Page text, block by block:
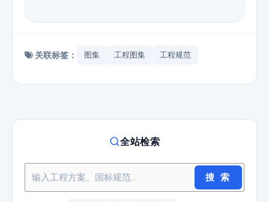
关联标签： 图集 工程图集 工程规范
全站检索
搜 索